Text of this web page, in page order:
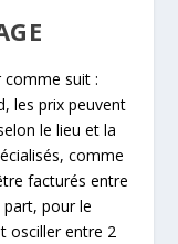
comme suit :
les prix peuvent
le lieu et la
comme
facturés entre
part, pour le
osciller entre 2